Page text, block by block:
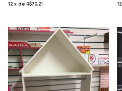
12 x de R$70,21 12